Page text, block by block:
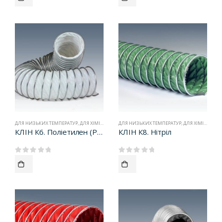
ДЛЯ НИЗЬКИХ ТЕМПЕРАТУР ДЛЯ ХІМІЧНИХ ВИПАРЮВАНЬ ,РУКАВА ТИПУ КЛИН
КЛІН К6. Поліетилен (РE)
ДЛЯ НИЗЬКИХ ТЕМПЕРАТУР ДЛЯ ХІМІЧНИХ ВИПАРІВ
КЛІН К8. Нітріл